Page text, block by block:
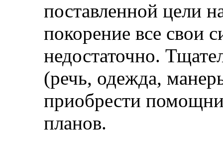
поставленной цели
покорение все свои
недостаточно.
(речь, одежда,
приобрести
планов.